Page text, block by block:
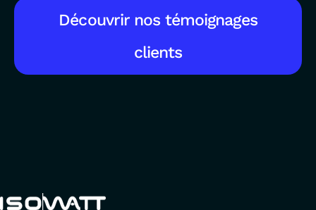
Découvrir nos témoignages
clients